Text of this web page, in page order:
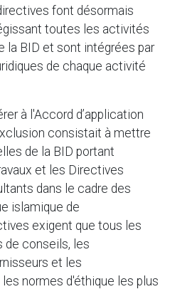
font désormais
toutes les activités
la BID et sont intégrées par
de chaque activité
à l'Accord d’application
consistait à mettre
de la BID portant
et les Directives
dans le cadre des
islamique de
exigent que tous les
de conseils, les
et les
normes d'éthique les plus